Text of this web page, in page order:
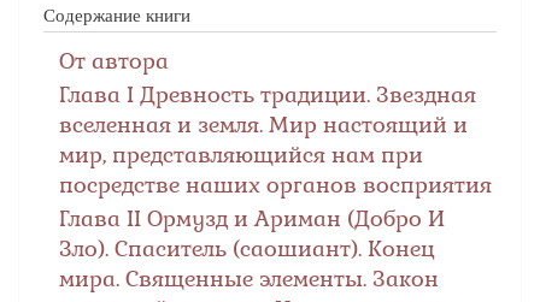
Содержание книги
От автора
Глава I Древность традиции. Звездная
вселенная и земля. Мир настоящий и
мир, представляющийся нам при
посредстве наших органов восприятия
Глава II Ормузд и Ариман (Добро И
Зло). Спаситель (саошиант). Конец
мира. Священные элементы. Закон